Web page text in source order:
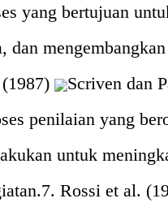
yang bertujuan
dan
Scriven dan
penilaian yang
untuk
Rossi et al.